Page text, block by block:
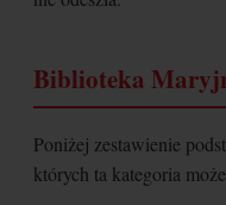
Biblioteka
Poniżej zestawienie
których ta kategoria